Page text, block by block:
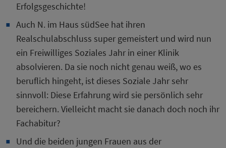
Erfolgsgeschichte!
Auch N. im Haus südSee hat ihren
Realschulabschluss super gemeistert und wird nun
ein Freiwilliges Soziales Jahr in einer Klinik
absolvieren. Da sie noch nicht genau weiß, wo es
beruflich hingeht, ist dieses Soziale Jahr sehr
sinnvoll: Diese Erfahrung wird sie persönlich sehr
bereichern. Vielleicht macht sie danach doch noch ihr
Fachabitur?
Und die beiden jungen Frauen aus der